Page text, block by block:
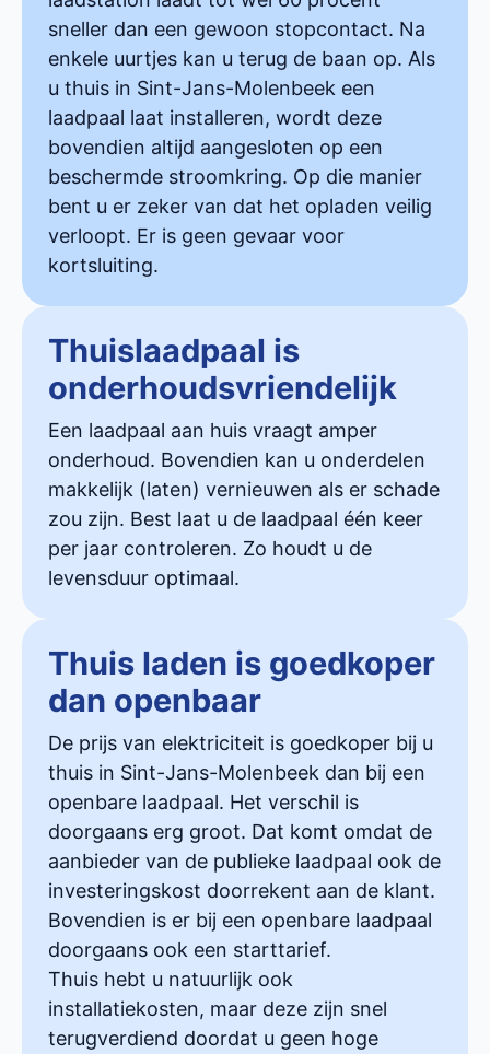
sneller dan een gewoon stopcontact. Na
enkele uurtjes kan u terug de baan op. Als
u thuis in Sint-Jans-Molenbeek een
laadpaal laat installeren, wordt deze
bovendien altijd aangesloten op een
beschermde stroomkring. Op die manier
bent u er zeker van dat het opladen veilig
verloopt. Er is geen gevaar voor
kortsluiting.
Thuislaadpaal is
onderhoudsvriendelijk
Een laadpaal aan huis vraagt amper
onderhoud. Bovendien kan u onderdelen
makkelijk (laten) vernieuwen als er schade
zou zijn. Best laat u de laadpaal één keer
per jaar controleren. Zo houdt u de
levensduur optimaal.
Thuis laden is goedkoper
dan openbaar
De prijs van elektriciteit is goedkoper bij u
thuis in Sint-Jans-Molenbeek dan bij een
openbare laadpaal. Het verschil is
doorgaans erg groot. Dat komt omdat de
aanbieder van de publieke laadpaal ook de
investeringskost doorrekent aan de klant.
Bovendien is er bij een openbare laadpaal
doorgaans ook een starttarief.
Thuis hebt u natuurlijk ook
installatiekosten, maar deze zijn snel
terugverdiend doordat u geen hoge